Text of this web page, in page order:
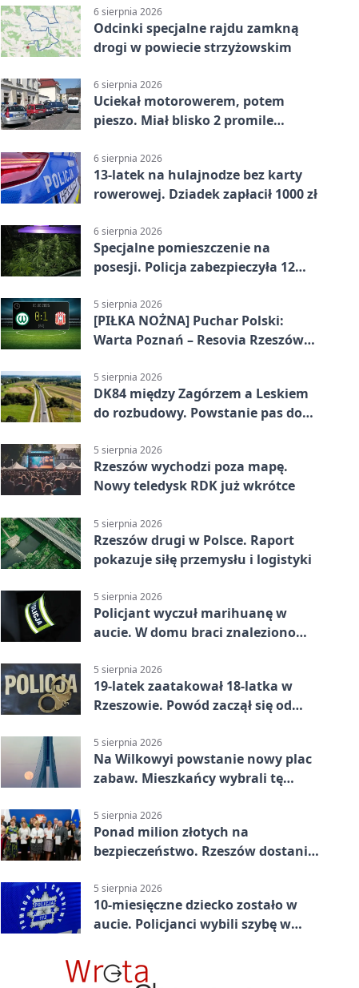
6 sierpnia 2026
Odcinki specjalne rajdu zamkną
drogi w powiecie strzyżowskim
6 sierpnia 2026
Uciekał motorowerem, potem
pieszo. Miał blisko 2 promile
6 sierpnia 2026
13-latek na hulajnodze bez karty
rowerowej. Dziadek zapłacił 1000 zł
6 sierpnia 2026
Specjalne pomieszczenie na
posesji. Policja zabezpieczyła 12
5 sierpnia 2026
[PIŁKA NOŻNA] Puchar Polski:
Warta Poznań – Resovia Rzeszów
pierwszoligowca
5 sierpnia 2026
DK84 między Zagórzem a Leskiem
do rozbudowy. Powstanie pas do
5 sierpnia 2026
Rzeszów wychodzi poza mapę.
Nowy teledysk RDK już wkrótce
5 sierpnia 2026
Rzeszów drugi w Polsce. Raport
pokazuje siłę przemysłu i logistyki
5 sierpnia 2026
Policjant wyczuł marihuanę w
aucie. W domu braci znaleziono
5 sierpnia 2026
19-latek zaatakował 18-latka w
Rzeszowie. Powód zaczął się od
5 sierpnia 2026
Na Wilkowyi powstanie nowy plac
zabaw. Mieszkańcy wybrali tę
5 sierpnia 2026
Ponad milion złotych na
bezpieczeństwo. Rzeszów dostanie
5 sierpnia 2026
10-miesięczne dziecko zostało w
aucie. Policjanci wybili szybę w